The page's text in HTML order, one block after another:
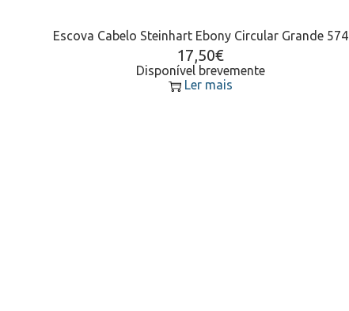
Escova Cabelo Steinhart Ebony Circular Grande 574
17,50€
Disponível brevemente
Ler mais